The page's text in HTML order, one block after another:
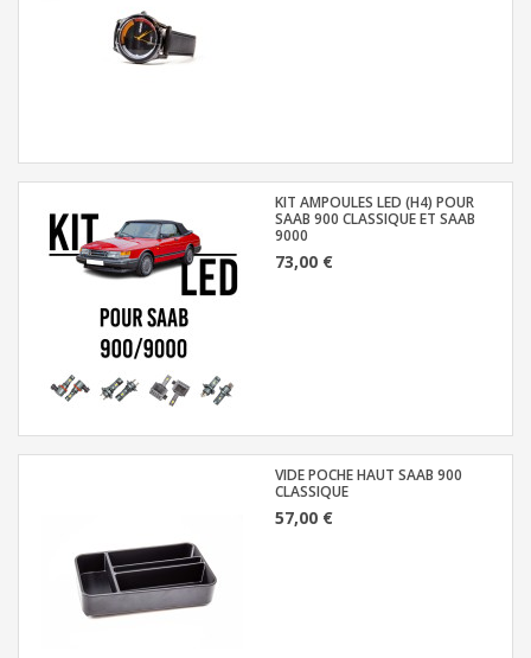
KIT AMPOULES LED (H4) POUR
SAAB 900 CLASSIQUE ET SAAB
9000
73,00 €
VIDE POCHE HAUT SAAB 900
CLASSIQUE
57,00 €